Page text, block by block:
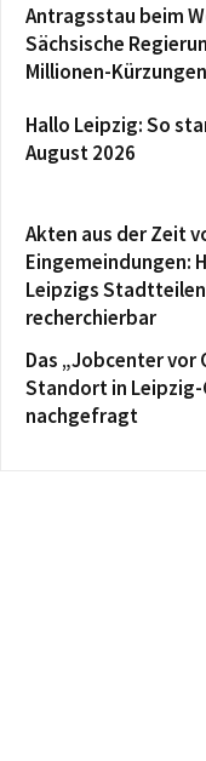
Antragsstau beim
Sächsische
Millionen-
Hallo Leipzig: So
August 2026
Akten aus der Zeit
Eingemeindungen:
Leipzigs
recherchierbar
Das „Jobcenter vor
Standort in Leipzig-
nachgefragt